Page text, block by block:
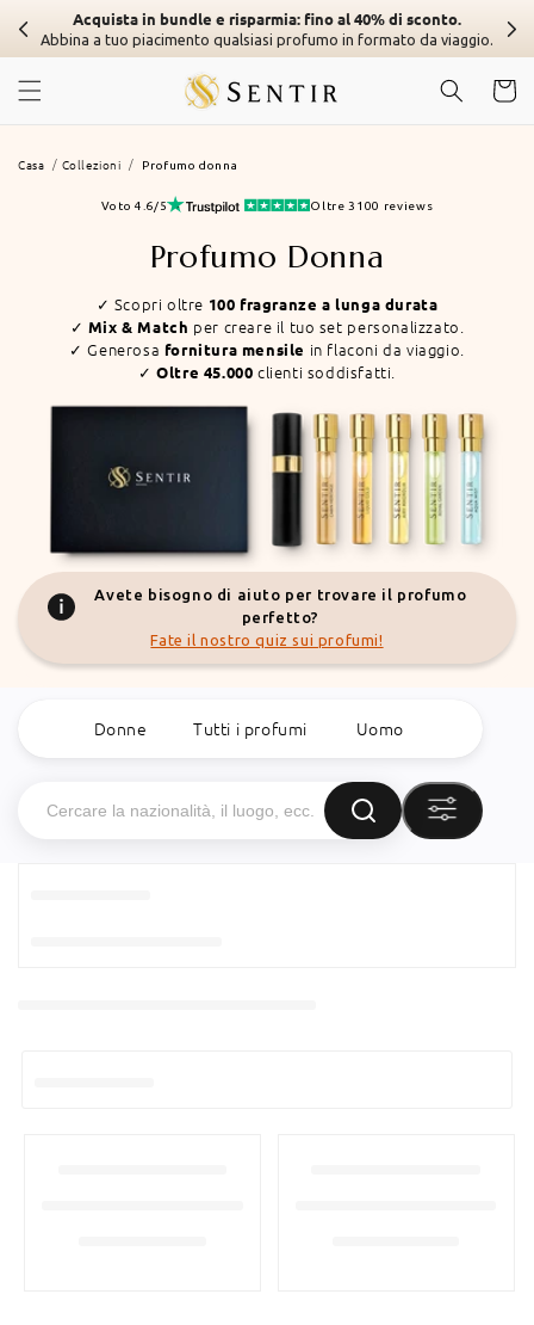
contenuto
Acquista in bundle e risparmia: fino al 40% di sconto.
Abbina a tuo piacimento qualsiasi profumo in formato da viaggio.
Casa Collezioni Profumo donna
Voto 4.6/5 Oltre 3100 reviews
Collezione:
Profumo Donna
✓ Scopri oltre 100 fragranze a lunga durata
✓ Mix & Match per creare il tuo set personalizzato.
✓ Generosa fornitura mensile in flaconi da viaggio.
✓Oltre 45.000 clienti soddisfatti.
Avete bisogno di aiuto per trovare il profumo
perfetto?
Fate il nostro quiz sui profumi!
Donne Tutti i profumi Uomo